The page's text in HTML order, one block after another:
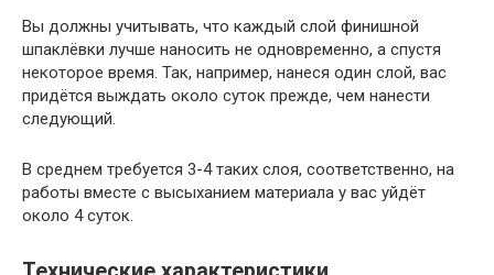
Вы должны учитывать, что каждый слой финишной
шпаклёвки лучше наносить не одновременно, а спустя
некоторое время. Так, например, нанеся один слой, вас
придётся выждать около суток прежде, чем нанести
следующий.
В среднем требуется 3-4 таких слоя, соответственно, на
работы вместе с высыханием материала у вас уйдёт
около 4 суток.